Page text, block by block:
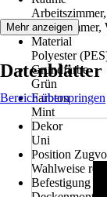
Schlafzimmer,
Material
Polyester
Grundfarbe
Grün
Farbton
Mint
Dekor
Uni
Position
Wahlweise
Befestigung
Mehr anzeigen
Datenblätter
Bereich überspringen